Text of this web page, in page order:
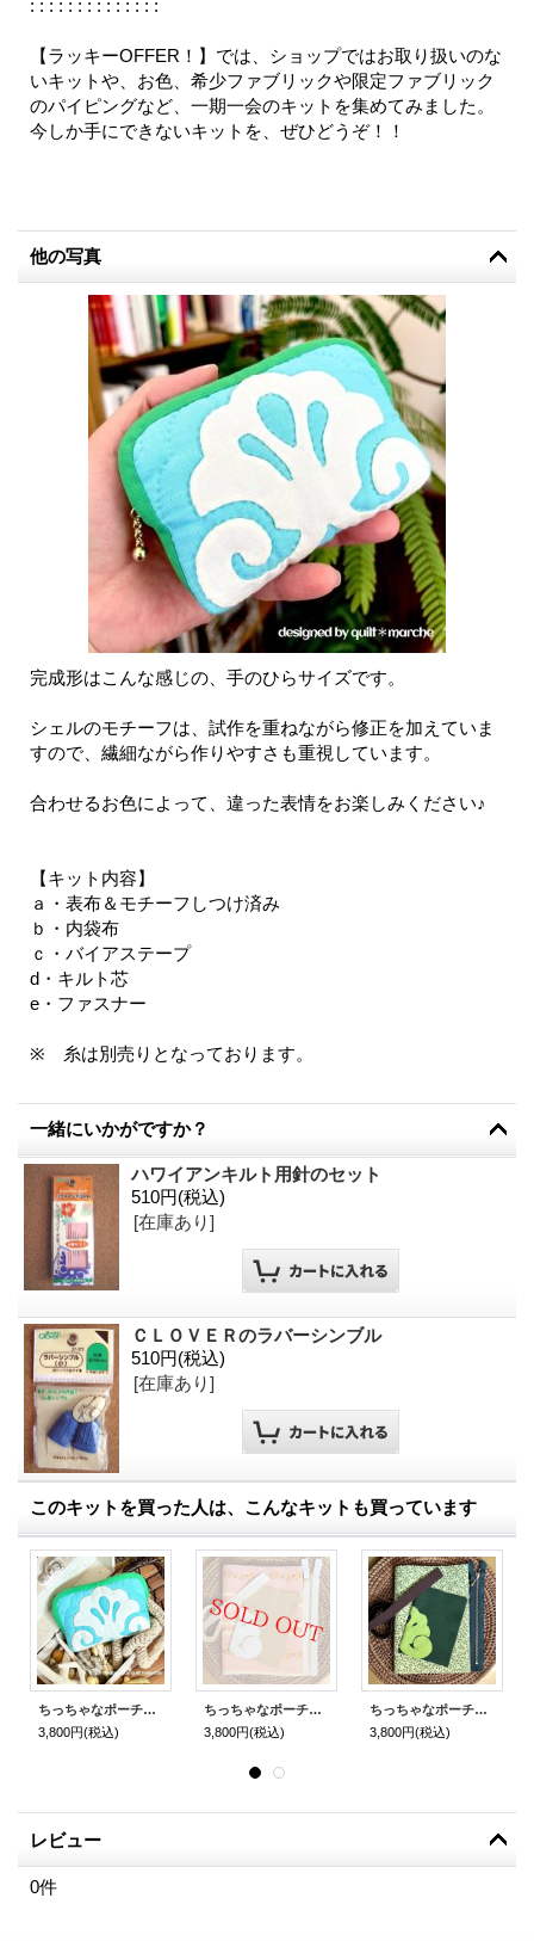
: : : : : : : : : : : : : :
【ラッキーOFFER！】では、ショップではお取り扱いのな
いキットや、お色、希少ファブリックや限定ファブリック
のパイピングなど、一期一会のキットを集めてみました。
今しか手にできないキットを、ぜひどうぞ！！
他の写真
完成形はこんな感じの、手のひらサイズです。
シェルのモチーフは、試作を重ねながら修正を加えていま
すので、繊細ながら作りやすさも重視しています。
合わせるお色によって、違った表情をお楽しみください♪
【キット内容】
ａ・表布＆モチーフしつけ済み
ｂ・内袋布
ｃ・バイアステープ
d・キルト芯
e・ファスナー
※ 糸は別売りとなっております。
一緒にいかがですか？
ハワイアンキルト用針のセット
510円(税込)
[在庫あり]
ＣＬＯＶＥＲのラバーシンブル
510円(税込)
[在庫あり]
このキットを買った人は、こんなキットも買っています
ちっちゃなポーチ【ホワイト・シェル】
3,800円(税込)
ちっちゃなポーチ【砂浜のシェル】
3,800円(税込)
ちっちゃなポーチ【緑大好きのシェル】
3,800円(税込)
レビュー
0件